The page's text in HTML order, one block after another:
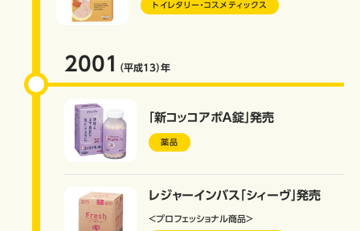
トイレタリー・コスメティックス
2001 （平成13）年
「新コッコアポＡ錠」発売
薬品
レジャーインバス「シィーヴ」発売
＜プロフェッショナル商品＞